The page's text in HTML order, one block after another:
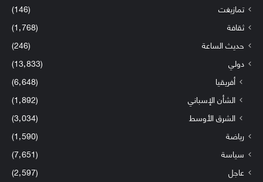
تمازيغت
(146)
ثقافة
(1٬768)
حديث الساعة
(246)
دولي
(13٬833)
أفريقيا
(6٬648)
الشأن الإسباني
(1٬892)
الشرق الأوسط
(3٬034)
رياضة
(1٬590)
سياسة
(7٬651)
عاجل
(2٬597)